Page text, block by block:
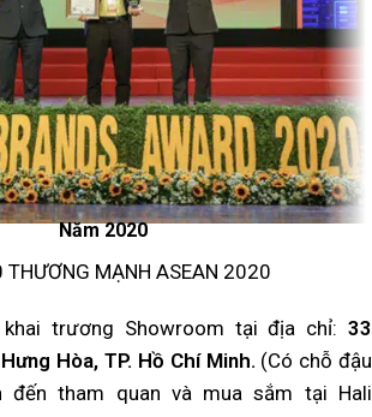
Năm 2020
THƯƠNG MẠNH ASEAN 2020
trương Showroom tại địa chỉ: 33
Hòa, TP. Hồ Chí Minh. (Có chỗ đậu
đến tham quan và mua sắm tại Hali